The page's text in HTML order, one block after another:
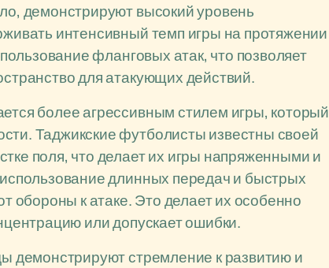
демонстрируют высокий уровень
интенсивный темп игры на протяжении
фланговых атак, что позволяет
для атакующих действий.
более агрессивным стилем игры, который
Таджикские футболисты известны своей
поля, что делает их игры напряженными и
длинных передач и быстрых
обороны к атаке. Это делает их особенно
или допускает ошибки.
демонстрируют стремление к развитию и